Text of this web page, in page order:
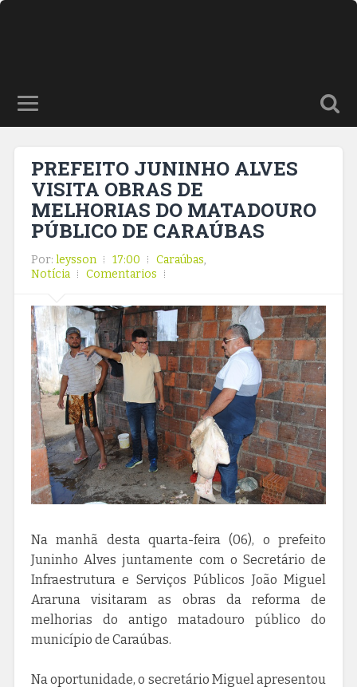
PREFEITO JUNINHO ALVES
VISITA OBRAS DE
MELHORIAS DO MATADOURO
PÚBLICO DE CARAÚBAS
Por: leysson 17:00 Caraúbas,
Notícia
Comentarios
Na manhã desta quarta-feira (06), o prefeito
Juninho Alves juntamente com o Secretário de
Infraestrutura e Serviços Públicos João Miguel
Araruna visitaram as obras da reforma de
melhorias do antigo matadouro público do
município de Caraúbas.
Na oportunidade, o secretário Miguel apresentou